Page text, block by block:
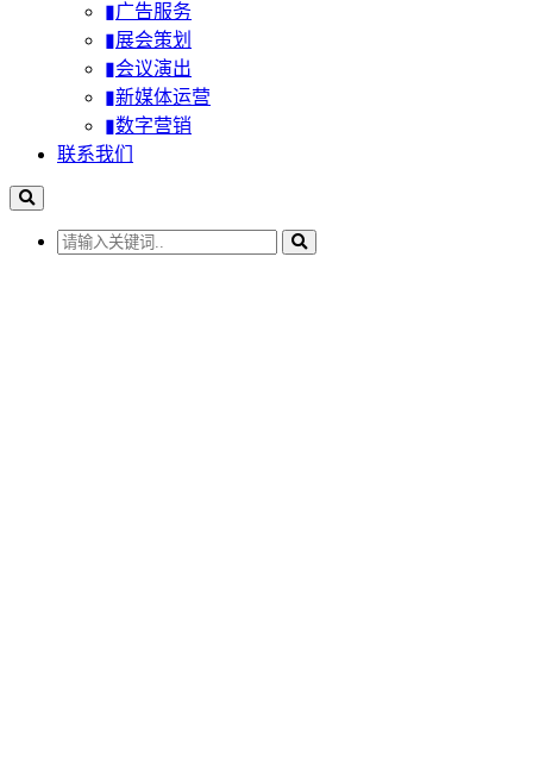
▮广告服务
▮展会策划
▮会议演出
▮新媒体运营
▮数字营销
联系我们